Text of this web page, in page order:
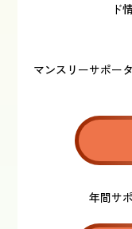
ド
マンスリーサポー
年間サ